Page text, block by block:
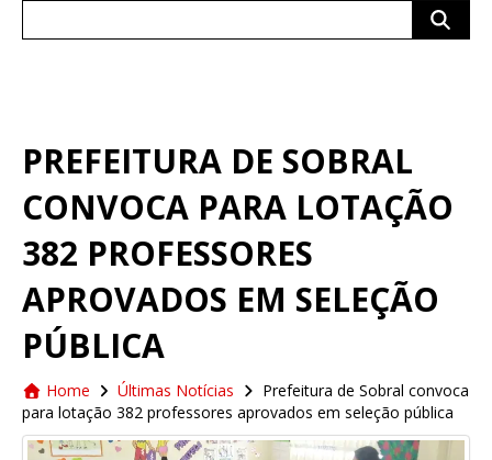
PREFEITURA DE SOBRAL
CONVOCA PARA LOTAÇÃO
382 PROFESSORES
APROVADOS EM SELEÇÃO
PÚBLICA
Home Últimas Notícias
Prefeitura de Sobral convoca
para lotação 382 professores aprovados em seleção pública